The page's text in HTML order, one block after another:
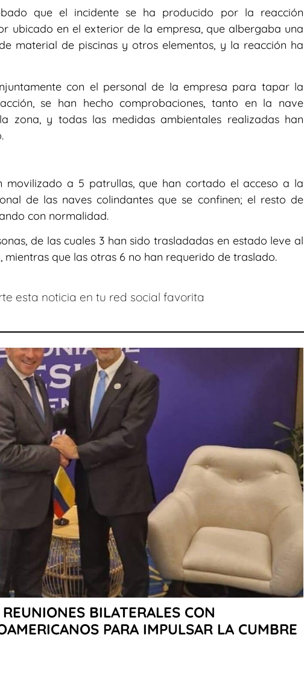
que el incidente se ha producido por la reacción
ubicado en el exterior de la empresa, que albergaba una
material de piscinas y otros elementos, y la reacción ha
con el personal de la empresa para tapar la
se han hecho comprobaciones, tanto en la nave
zona, y todas las medidas ambientales realizadas han
movilizado a 5 patrullas, que han cortado el acceso a la
de las naves colindantes que se confinen; el resto de
con normalidad.
de las cuales 3 han sido trasladadas en estado leve al
mientras que las otras 6 no han requerido de traslado.
esta noticia en tu red social favorita
BILATERALES CON
PARA IMPULSAR LA CUMBRE